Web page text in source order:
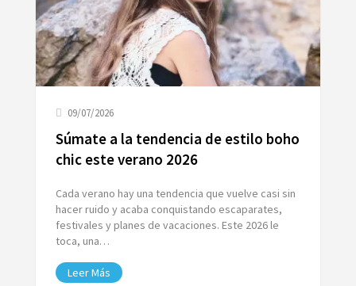
09/07/2026
Súmate a la tendencia de estilo boho
chic este verano 2026
Cada verano hay una tendencia que vuelve casi sin
hacer ruido y acaba conquistando escaparates,
festivales y planes de vacaciones. Este 2026 le
toca, una…
Leer Más